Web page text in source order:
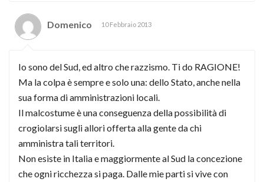
Domenico 10 Febbraio 2013
Io sono del Sud, ed altro che razzismo. Ti do RAGIONE!
Ma la colpa è sempre e solo una: dello Stato, anche nella
sua forma di amministrazioni locali.
Il malcostume è una conseguenza della possibilità di
crogiolarsi sugli allori offerta alla gente da chi
amministra tali territori.
Non esiste in Italia e maggiormente al Sud la concezione
che ogni ricchezza si paga. Dalle mie parti si vive con